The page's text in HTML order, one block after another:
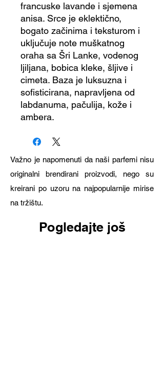
francuske lavande i sjemena
anisa. Srce je eklektično,
bogato začinima i teksturom i
uključuje note muškatnog
oraha sa Šri Lanke, vodenog
ljiljana, bobica kleke, šljive i
cimeta. Baza je luksuzna i
sofisticirana, napravljena od
labdanuma, pačulija, kože i
ambera.
Važno je napomenuti da naši parfemi nisu
originalni brendirani proizvodi, nego su
kreirani po uzoru na najpopularnije mirise
na tržištu.
Pogledajte još